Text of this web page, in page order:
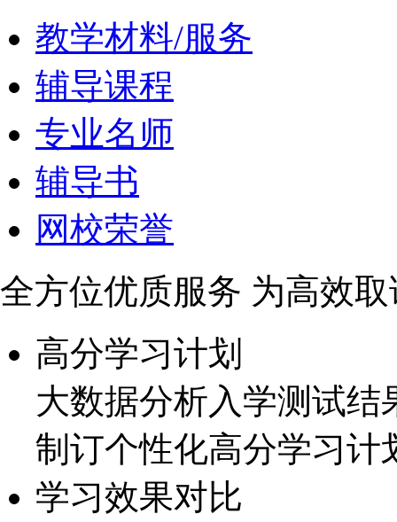
教学材料/服务
辅导课程
专业名师
辅导书
网校荣誉
全方位优质服务 为高效
高分学习计划
大数据分析入学测试
制订个性化高分学习计
学习效果对比